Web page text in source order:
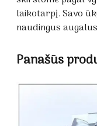
laikotarpį. Savo
naudingus
Panašūs